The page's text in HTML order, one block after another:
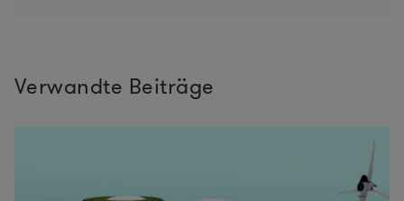
Verwandte Beiträge